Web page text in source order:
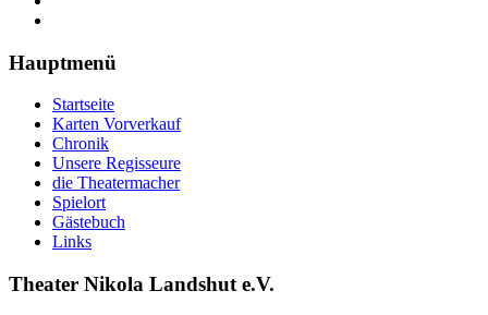
Hauptmenü
Startseite
Karten Vorverkauf
Chronik
Unsere Regisseure
die Theatermacher
Spielort
Gästebuch
Links
Theater Nikola Landshut e.V.